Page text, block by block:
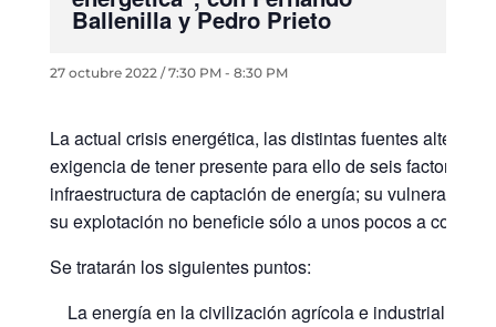
Ballenilla y Pedro Prieto
27 octubre 2022 / 7:30 PM- 8:30 PM
La actual crisis energética, las distintas fuentes
exigencia de tener presente para ello de seis factores
infraestructura de captación de energía; su
su explotación no beneficie sólo a unos pocos a costa
Se tratarán los siguientes puntos:
La energía en la civilización agrícola e industrial.